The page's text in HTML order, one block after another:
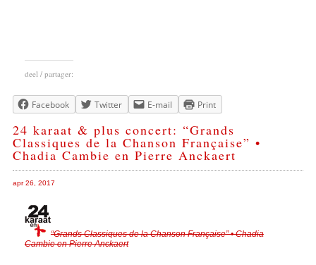
deel / partager:
Facebook Twitter E-mail Print
24 karaat & plus concert: “Grands
Classiques de la Chanson Française” •
Chadia Cambie en Pierre Anckaert
apr 26, 2017
“Grands Classiques de la Chanson Française” • Chadia
Cambie en Pierre Anckaert